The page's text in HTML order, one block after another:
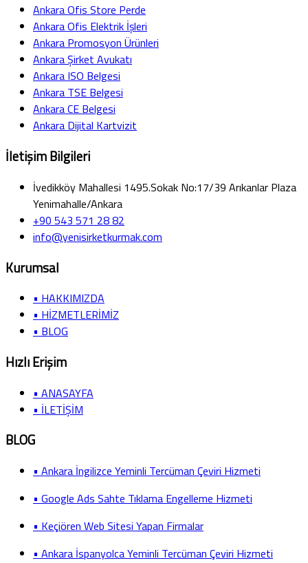
Ankara Ofis Store Perde
Ankara Ofis Elektrik İşleri
Ankara Promosyon Ürünleri
Ankara Şirket Avukatı
Ankara ISO Belgesi
Ankara TSE Belgesi
Ankara CE Belgesi
Ankara Dijital Kartvizit
İletişim Bilgileri
İvedikköy Mahallesi 1495.Sokak No:17/39 Arıkanlar Plaza
Yenimahalle/Ankara
+90 543 571 28 82
info@yenisirketkurmak.com
Kurumsal
• HAKKIMIZDA
• HİZMETLERİMİZ
• BLOG
Hızlı Erişim
• ANASAYFA
• İLETİŞİM
BLOG
• Ankara İngilizce Yeminli Tercüman Çeviri Hizmeti
• Google Ads Sahte Tıklama Engelleme Hizmeti
• Keçiören Web Sitesi Yapan Firmalar
• Ankara İspanyolca Yeminli Tercüman Çeviri Hizmeti